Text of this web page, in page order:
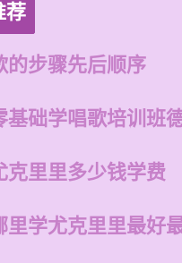
荐
的步骤先后顺序
基础学唱歌培训班
克里里多少钱学费
里学尤克里里最好